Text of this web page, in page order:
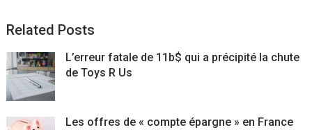
Related Posts
L’erreur fatale de 11b$ qui a précipité la chute
de Toys R Us
Les offres de « compte épargne » en France